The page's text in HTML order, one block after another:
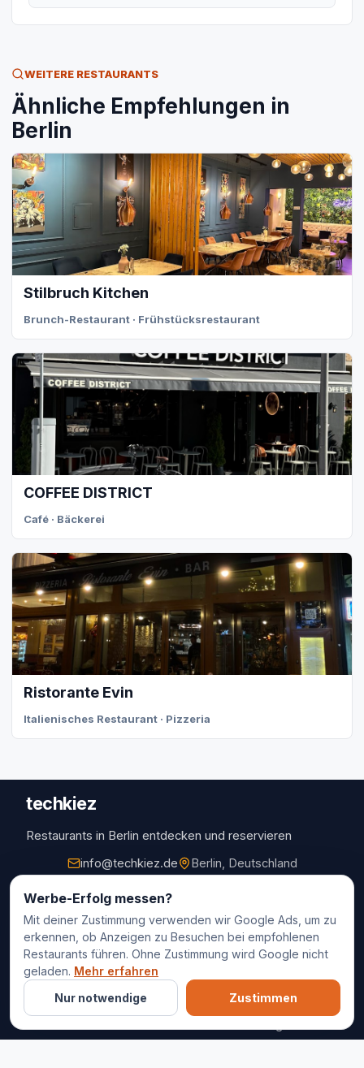
WEITERE RESTAURANTS
Ähnliche Empfehlungen in
Berlin
Stilbruch Kitchen
Brunch-Restaurant · Frühstücksrestaurant
COFFEE DISTRICT
Café · Bäckerei
Ristorante Evin
Italienisches Restaurant · Pizzeria
techkiez
Restaurants in Berlin entdecken und reservieren
info@techkiez.de
Berlin, Deutschland
Restaurants
Restaurantauswahl
Für Unternehmen
Kontakt
© 2025 techkiez. Alle Rechte vorbehalten.
Werbe-Erfolg messen?
Mit deiner Zustimmung verwenden wir Google Ads, um zu
erkennen, ob Anzeigen zu Besuchen bei empfohlenen
Restaurants führen. Ohne Zustimmung wird Google nicht
geladen. Mehr erfahren
Nur notwendige
Zustimmen